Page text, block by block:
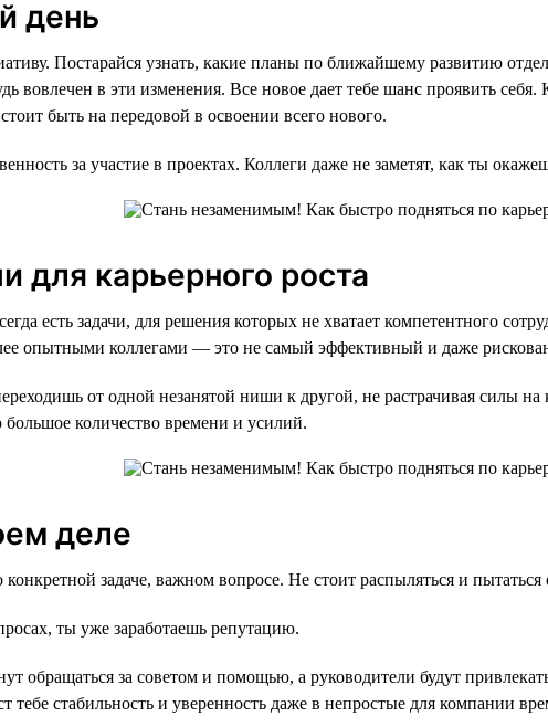
день
Постарайся узнать, какие планы по ближайшему развитию
вовлечен в эти изменения. Все новое дает тебе шанс проявить
быть на передовой в освоении всего нового.
за участие в проектах. Коллеги даже не заметят, как ты
для карьерного роста
есть задачи, для решения которых не хватает компетентного
опытными коллегами — это не самый эффективный и даже
от одной незанятой ниши к другой, не растрачивая силы
количество времени и усилий.
деле
задаче, важном вопросе. Не стоит распыляться и пытаться
ты уже заработаешь репутацию.
обращаться за советом и помощью, а руководители будут
тебе стабильность и уверенность даже в непростые для компании